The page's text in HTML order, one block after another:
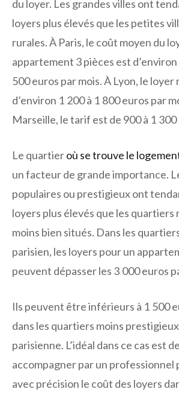
du loyer. Les grandes villes ont
loyers plus élevés que les petites
rurales. À Paris, le coût moyen du
appartement 3 pièces est d’environ
500 euros par mois. À Lyon, le loyer
d’environ 1 200 à 1 800 euros par
Marseille, le tarif est de 900 à 1 300
Le quartieroù se trouve le
un facteur de grande importance.
populaires ou prestigieux ont
loyers plus élevés que les quartiers
moins bien situés. Dans les
parisien, les loyers pour un
peuvent dépasser les 3 000 euros
Ils peuvent être inférieurs à 1 500
dans les quartiers moins
parisienne. L’idéal dans ce cas est
accompagner par un professionnel
avec précision le coût des loyers